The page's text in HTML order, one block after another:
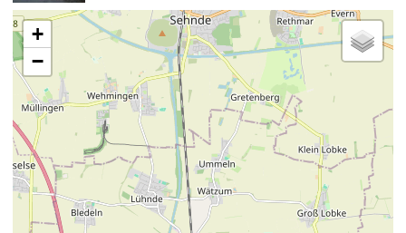
+
−